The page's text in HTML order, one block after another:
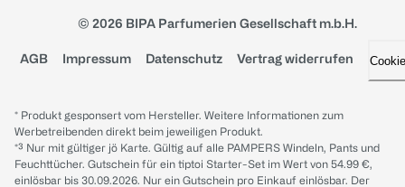
© 2026 BIPA Parfumerien Gesellschaft m.b.H.
AGB Impressum Datenschutz Vertrag widerrufen
* Produkt gesponsert vom Hersteller. Weitere Informationen zum
Werbetreibenden direkt beim jeweiligen Produkt.
*³ Nur mit gültiger jö Karte. Gültig auf alle PAMPERS Windeln, Pants und
Feuchttücher. Gutschein für ein tiptoi Starter-Set im Wert von 54.99 €,
einlösbar bis 30.09.2026. Nur ein Gutschein pro Einkauf einlösbar. Der